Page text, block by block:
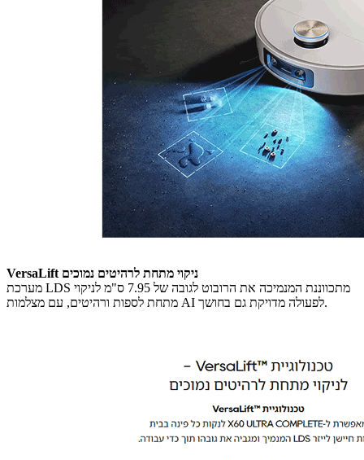
VersaLift ניקוי מתחת לרהיטים נמוכים
מערכת LDS מתכווננת המנמיכה את הרובוט לגובה של 7.95 ס"מ לניקוי
מתחת לספות ורהיטים, עם מצלמות AI לפעולה מדויקת גם בחושך.